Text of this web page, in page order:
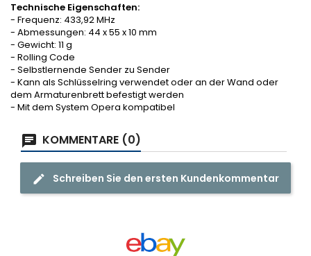
Technische Eigenschaften:
- Frequenz: 433,92 MHz
- Abmessungen: 44 x 55 x 10 mm
- Gewicht: 11 g
- Rolling Code
- Selbstlernende Sender zu Sender
- Kann als Schlüsselring verwendet oder an der Wand oder
dem Armaturenbrett befestigt werden
- Mit dem System Opera kompatibel
KOMMENTARE (0)
Schreiben Sie den ersten Kundenkommentar